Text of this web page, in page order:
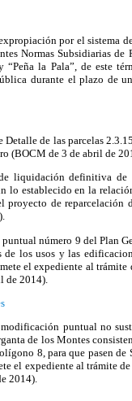
por el sistema
Normas Subsidiarias de
“Peña la Pala”, de este
durante el plazo de
de las parcelas
(BOCM de 3 de abril de
liquidación definitiva de
lo establecido en la
de reparcelación
número 9 del Plan
los usos y las
el expediente al
de 2014).
puntual no
de los Montes
8, para que pasen
el expediente al trámite
2014).